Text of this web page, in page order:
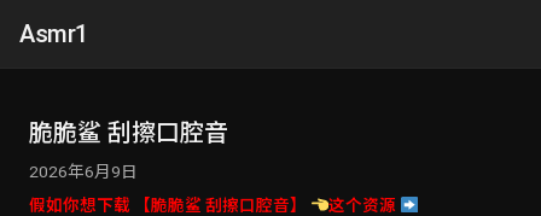
Asmr1
脆脆鲨 刮擦口腔音
2026年6月9日
假如你想下载 【脆脆鲨 刮擦口腔音】
这个资源